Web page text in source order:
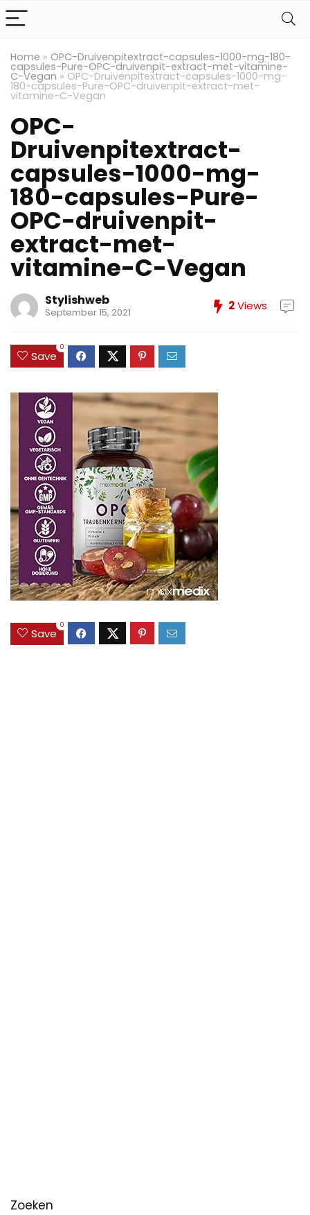
Home » OPC-Druivenpitextract-capsules-1000-mg-180-
capsules-Pure-OPC-druivenpit-extract-met-vitamine-
C-Vegan » OPC-Druivenpitextract-capsules-1000-mg-
180-capsules-Pure-OPC-druivenpit-extract-met-
vitamine-C-Vegan
OPC-
Druivenpitextract-
capsules-1000-mg-
180-capsules-Pure-
OPC-druivenpit-
extract-met-
vitamine-C-Vegan
Stylishweb
September 15, 2021 2Views
Save
0
Save
0
Zoeken